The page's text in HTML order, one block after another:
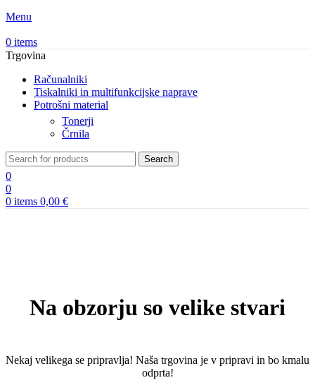
Menu
0 items
Trgovina
Računalniki
Tiskalniki in multifunkcijske naprave
Potrošni material
Tonerji
Črnila
Search
0
0
0 items 0,00 €
Na obzorju so velike stvari
Nekaj ​​velikega se pripravlja! Naša trgovina je v pripravi in ​​bo kmalu
odprta!